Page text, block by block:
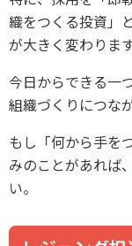
織をつくる投資」
が大きく変わります
今日からできる一
組織づくりにつな
もし「何から手を
みのことがあれば、
い。